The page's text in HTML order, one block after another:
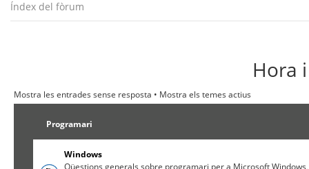
Índex del fòrum
Hora
Mostra les entrades sense resposta • Mostra els temes actius
Programari
Windows
Qüestions generals sobre programari per a Microsoft Windows,